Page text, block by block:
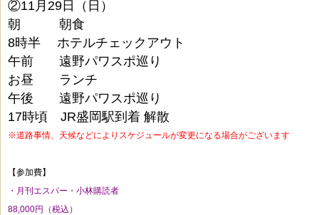
②11月29日（日）
朝 朝食
8時半 ホテルチェックアウト
午前 遠野パワスポ巡り
お昼 ランチ
午後 遠野パワスポ巡り
17時頃 JR盛岡駅到着 解散
※道路事情、天候などによりスケジュールが変更になる場合がございます
【参加費】
・月刊エスパー・小林購読者
88,000円（税込）